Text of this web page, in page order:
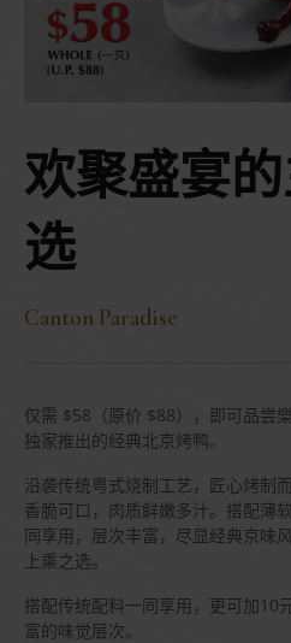
欢聚盛宴
选
Canton Paradise
仅需 $58（原价 $88），即可品尝
独家推出的经典北京烤鸭。
沿袭传统粤式烧制工艺，匠心烤制
香脆可口，肉质鲜嫩多汁。搭配薄
同享用，层次丰富，尽显经典京味
上乘之选。
搭配传统配料一同享用，更可加10
富的味觉层次。